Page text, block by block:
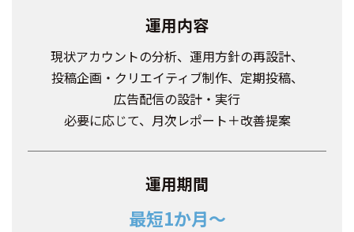
運用内容
現状アカウントの分析、運用方針の再設計、
投稿企画・クリエイティブ制作、定期投稿、
広告配信の設計・実行
必要に応じて、月次レポート＋改善提案
運用期間
最短1か月～